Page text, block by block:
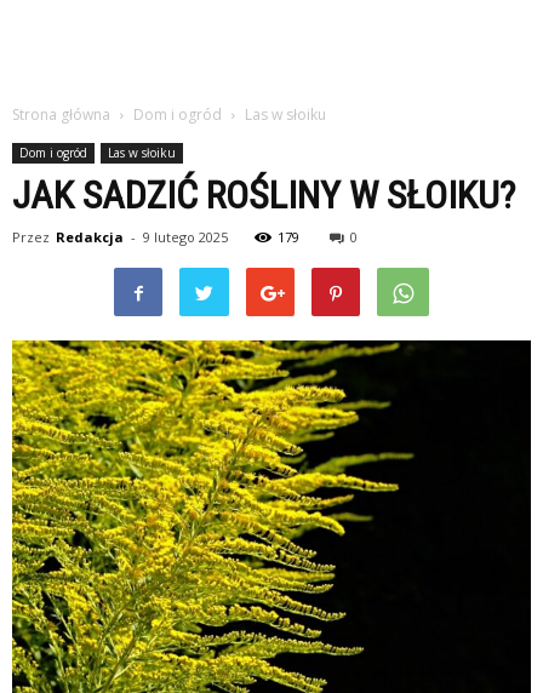
Strona główna Dom i ogród Las w słoiku
Dom i ogród Las w słoiku
JAK SADZIĆ ROŚLINY W SŁOIKU?
Przez Redakcja - 9 lutego 2025 179 0